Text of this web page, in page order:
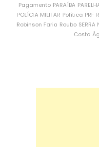
Pagamento PARAÍBA
POLÍCIA MILITAR Política PRF
Robinson Faria Roubo SERRA
Costa